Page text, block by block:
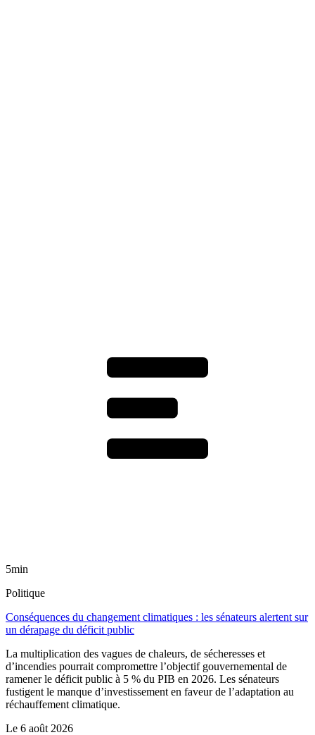
5min
Politique
Conséquences du changement climatiques : les sénateurs alertent sur
un dérapage du déficit public
La multiplication des vagues de chaleurs, de sécheresses et
d’incendies pourrait compromettre l’objectif gouvernemental de
ramener le déficit public à 5 % du PIB en 2026. Les sénateurs
fustigent le manque d’investissement en faveur de l’adaptation au
réchauffement climatique.
Le 6 août 2026